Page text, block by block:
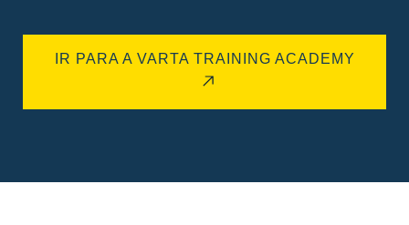
IR PARA A VARTA TRAINING ACADEMY